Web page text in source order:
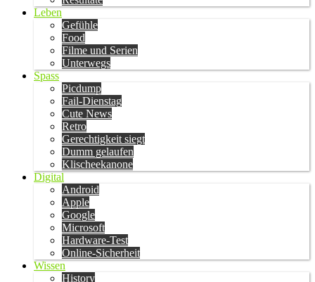
Leben
Gefühle
Food
Filme und Serien
Unterwegs
Spass
Picdump
Fail-Dienstag
Cute News
Retro
Gerechtigkeit siegt
Dumm gelaufen
Klischeekanone
Digital
Android
Apple
Google
Microsoft
Hardware-Test
Online-Sicherheit
Wissen
History